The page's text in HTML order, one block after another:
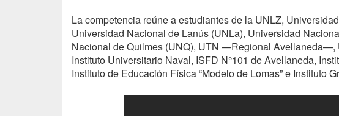
La competencia reúne a estudiantes de la UNLZ,
Universidad Nacional de Lanús (UNLa), Universidad
Nacional de Quilmes (UNQ), UTN —Regional Avellaneda—,
Instituto Universitario Naval, ISFD N°101 de Avellaneda,
Instituto de Educación Física “Modelo de Lomas” e Instituto